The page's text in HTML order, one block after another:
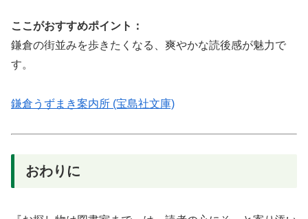
ここがおすすめポイント：
鎌倉の街並みを歩きたくなる、爽やかな読後感が魅力で
す。
鎌倉うずまき案内所 (宝島社文庫)
おわりに